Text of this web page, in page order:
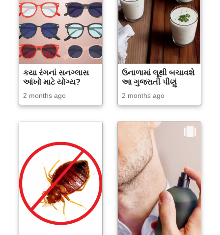
કયા રંગનાં સનગ્લાસ
આંખો માટે યોગ્ય?
2 months ago
ઉનાળામાં લૂથી બચાવશે
આ ગુજરાતી પીણું
2 months ago